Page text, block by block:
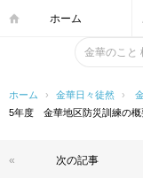
ホーム
ホーム › 金華日々徒然 ›
5年度 金華地区防災
次の記事
«